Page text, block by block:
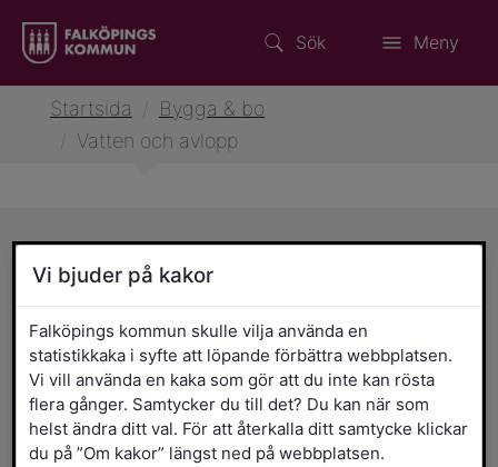
Sök Meny
Startsida
Bygga & bo
Vatten och avlopp
Ansluta vatten och avlopp
Avgifter vatten och avlopp
Dagvatten och spillvatten
Vi bjuder på kakor
Falköpings kommun skulle vilja använda en
statistikkaka i syfte att löpande förbättra webbplatsen.
Vi vill använda en kaka som gör att du inte kan rösta
flera gånger. Samtycker du till det? Du kan när som
helst ändra ditt val. För att återkalla ditt samtycke klickar
du på ”Om kakor” längst ned på webbplatsen.